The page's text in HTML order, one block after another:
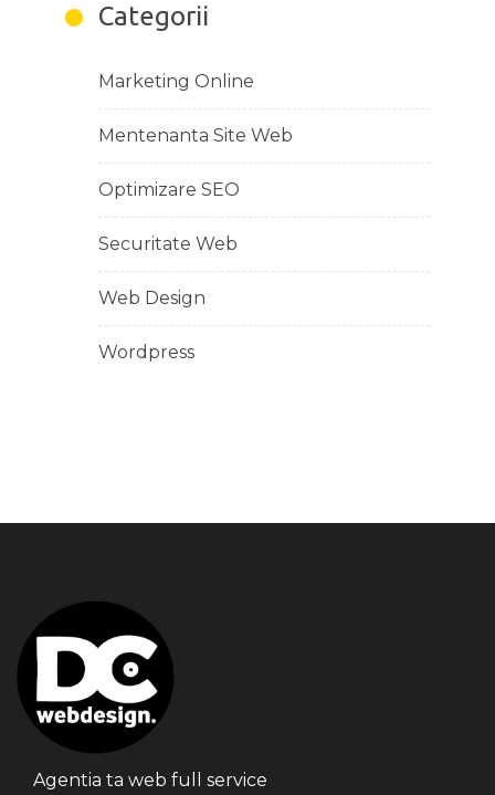
Categorii
Marketing Online
Mentenanta Site Web
Optimizare SEO
Securitate Web
Web Design
Wordpress
Agentia ta web full service